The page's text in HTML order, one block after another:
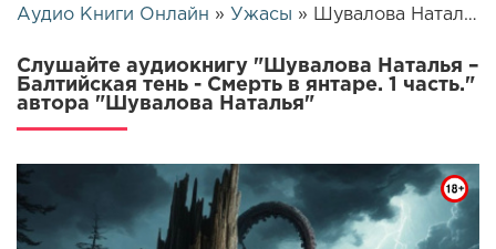
Аудио Книги Онлайн » Ужасы » Шувалова Наталья – Балтийская тень - Смерть в янтаре. 1 часть. | 26140
Слушайте аудиокнигу "Шувалова Наталья –
Балтийская тень - Смерть в янтаре. 1 часть."
автора "Шувалова Наталья"